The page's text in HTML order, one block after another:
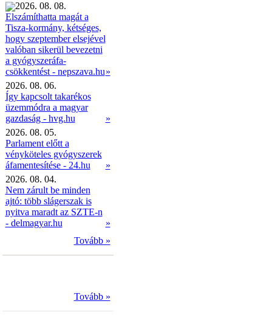
2026. 08. 08.
Elszámíthatta magát a
Tisza-kormány, kétséges,
hogy szeptember elsejével
valóban sikerül bevezetni
a gyógyszeráfa-
csökkentést - nepszava.hu»
2026. 08. 06.
Így kapcsolt takarékos
üzemmódra a magyar
gazdaság - hvg.hu
»
2026. 08. 05.
Parlament előtt a
vényköteles gyógyszerek
áfamentesítése - 24.hu
»
2026. 08. 04.
Nem zárult be minden
ajtó: több slágerszak is
nyitva maradt az SZTE-n
- delmagyar.hu
»
Tovább »
Tovább »